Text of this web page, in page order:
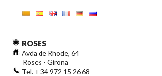
ROSES
Avda de Rhode, 64
Roses - Girona
Tel. + 34 972 15 26 68